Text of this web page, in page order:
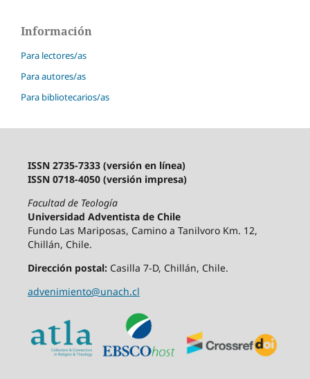
Información
Para lectores/as
Para autores/as
Para bibliotecarios/as
ISSN 2735-7333 (versión en línea)
ISSN 0718-4050 (versión impresa)
Facultad de Teología
Universidad Adventista de Chile
Fundo Las Mariposas, Camino a Tanilvoro Km. 12,
Chillán, Chile.
Dirección postal:Casilla 7-D, Chillán, Chile.
advenimiento@unach.cl